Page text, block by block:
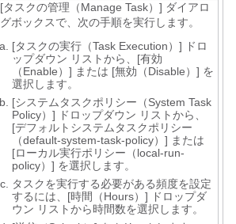
[タスクの管理（Manage Task）] ダイアロ
グボックスで、次の手順を実行します。
[タスクの実行（Task Execution）]
ドロ
ップダウン リストから、[有効
（Enable）] または [無効（Disable）] を
選択します。
[システムタスクポリシー（System Task
Policy）]
ドロップダウン リストから、
[デフォルトシステムタスクポリシー
（default-system-task-policy）] または
[ローカル実行ポリシー（local-run-
policy）] を選択します。
タスクを実行する必要がある頻度を設定
するには、[時間（Hours）]
ドロップダ
ウン リストから時間数を選択します。